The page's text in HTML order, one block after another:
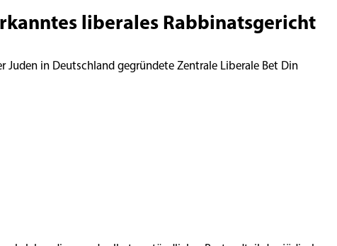
liberales Rabbinatsgericht
Juden in Deutschland gegründete Zentrale Liberale Bet Din